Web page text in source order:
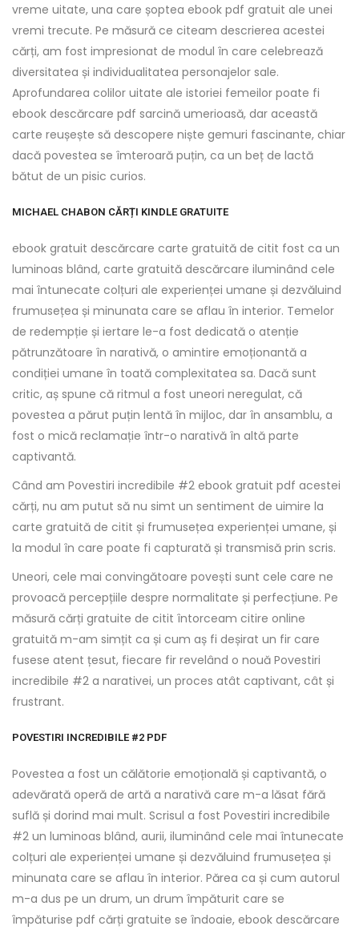
vreme uitate, una care șoptea ebook pdf gratuit ale unei
vremi trecute. Pe măsură ce citeam descrierea acestei
cărți, am fost impresionat de modul în care celebrează
diversitatea și individualitatea personajelor sale.
Aprofundarea colilor uitate ale istoriei femeilor poate fi
ebook descărcare pdf sarcină umerioasă, dar această
carte reușește să descopere niște gemuri fascinante, chiar
dacă povestea se îmteroară puțin, ca un beț de lactă
bătut de un pisic curios.
MICHAEL CHABON CĂRȚI KINDLE GRATUITE
ebook gratuit descărcare carte gratuită de citit fost ca un
luminoas blând, carte gratuită descărcare iluminând cele
mai întunecate colțuri ale experienței umane și dezvăluind
frumusețea și minunata care se aflau în interior. Temelor
de redempție și iertare le-a fost dedicată o atenție
pătrunzătoare în narativă, o amintire emoționantă a
condiției umane în toată complexitatea sa. Dacă sunt
critic, aș spune că ritmul a fost uneori neregulat, că
povestea a părut puțin lentă în mijloc, dar în ansamblu, a
fost o mică reclamație într-o narativă în altă parte
captivantă.
Când am Povestiri incredibile #2 ebook gratuit pdf acestei
cărți, nu am putut să nu simt un sentiment de uimire la
carte gratuită de citit și frumusețea experienței umane, și
la modul în care poate fi capturată și transmisă prin scris.
Uneori, cele mai convingătoare povești sunt cele care ne
provoacă percepțiile despre normalitate și perfecțiune. Pe
măsură cărți gratuite de citit întorceam citire online
gratuită m-am simțit ca și cum aș fi deșirat un fir care
fusese atent țesut, fiecare fir revelând o nouă Povestiri
incredibile #2 a narativei, un proces atât captivant, cât și
frustrant.
POVESTIRI INCREDIBILE #2 PDF
Povestea a fost un călătorie emoțională și captivantă, o
adevărată operă de artă a narativă care m-a lăsat fără
suflă și dorind mai mult. Scrisul a fost Povestiri incredibile
#2 un luminoas blând, aurii, iluminând cele mai întunecate
colțuri ale experienței umane și dezvăluind frumusețea și
minunata care se aflau în interior. Părea ca și cum autorul
m-a dus pe un drum, un drum împăturit care se
împăturise pdf cărți gratuite se îndoaie, ebook descărcare